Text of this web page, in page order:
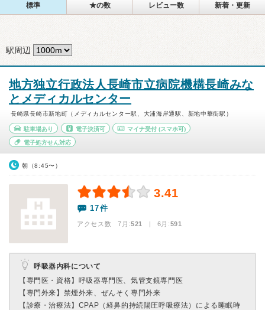
標準 ★の数 レビュー数 新着・更新
駅周辺
地方独立行政法人長崎市立病院機構長崎みな
とメディカルセンター
長崎県長崎市新地町（メディカルセンター駅、大浦海岸通駅、新地中華街駅）
駐車場あり 電子決済可 マイナ受付 (スマホ可)
電子処方せん対応
朝（8:45〜）
3.41
17件
アクセス数 7月:521 | 6月:591
呼吸器内科について
【専門医・資格】 呼吸器専門医、気管支鏡専門医
【専門外来】 禁煙外来、ぜんそく専門外来
【診療・治療法】 CPAP（経鼻的持続陽圧呼吸療法）による睡眠時